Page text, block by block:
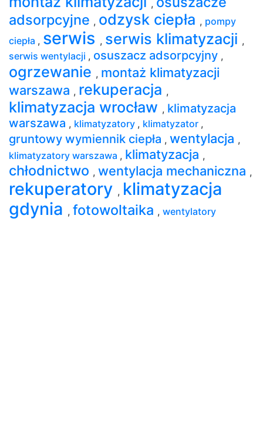
,
adsorpcyjne , odzysk ciepła , pompy
ciepła , serwis , serwis klimatyzacji ,
serwis wentylacji , osuszacz adsorpcyjny ,
ogrzewanie , montaż klimatyzacji
warszawa , rekuperacja ,
klimatyzacja wrocław , klimatyzacja
warszawa , klimatyzatory , klimatyzator ,
gruntowy wymiennik ciepła , wentylacja ,
klimatyzatory warszawa , klimatyzacja ,
chłodnictwo , wentylacja mechaniczna ,
rekuperatory , klimatyzacja
gdynia , fotowoltaika , wentylatory